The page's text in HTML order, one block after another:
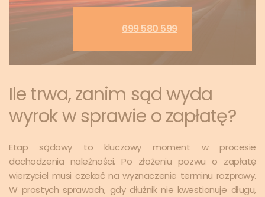
699 580 599
Ile trwa, zanim sąd wyda
wyrok w sprawie o zapłatę?
Etap sądowy to kluczowy moment w procesie
dochodzenia należności. Po złożeniu pozwu o zapłatę
wierzyciel musi czekać na wyznaczenie terminu rozprawy.
W prostych sprawach, gdy dłużnik nie kwestionuje długu,